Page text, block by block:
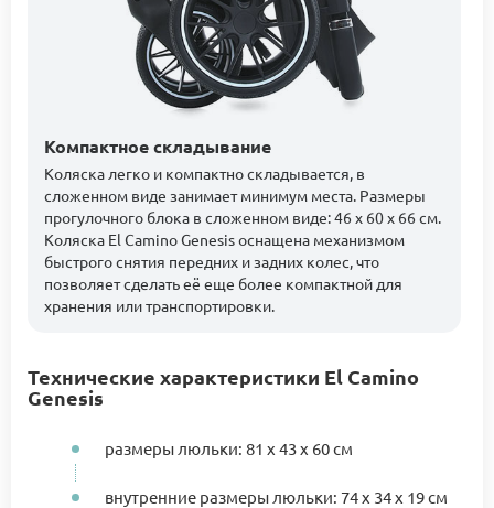
Компактное складывание
Коляска легко и компактно складывается, в
сложенном виде занимает минимум места. Размеры
прогулочного блока в сложенном виде: 46 х 60 х 66 см.
Коляска El Camino Genesis оснащена механизмом
быстрого снятия передних и задних колес, что
позволяет сделать её еще более компактной для
хранения или транспортировки.
Технические характеристики El Camino
Genesis
размеры люльки: 81 х 43 х 60 см
внутренние размеры люльки: 74 х 34 х 19 см